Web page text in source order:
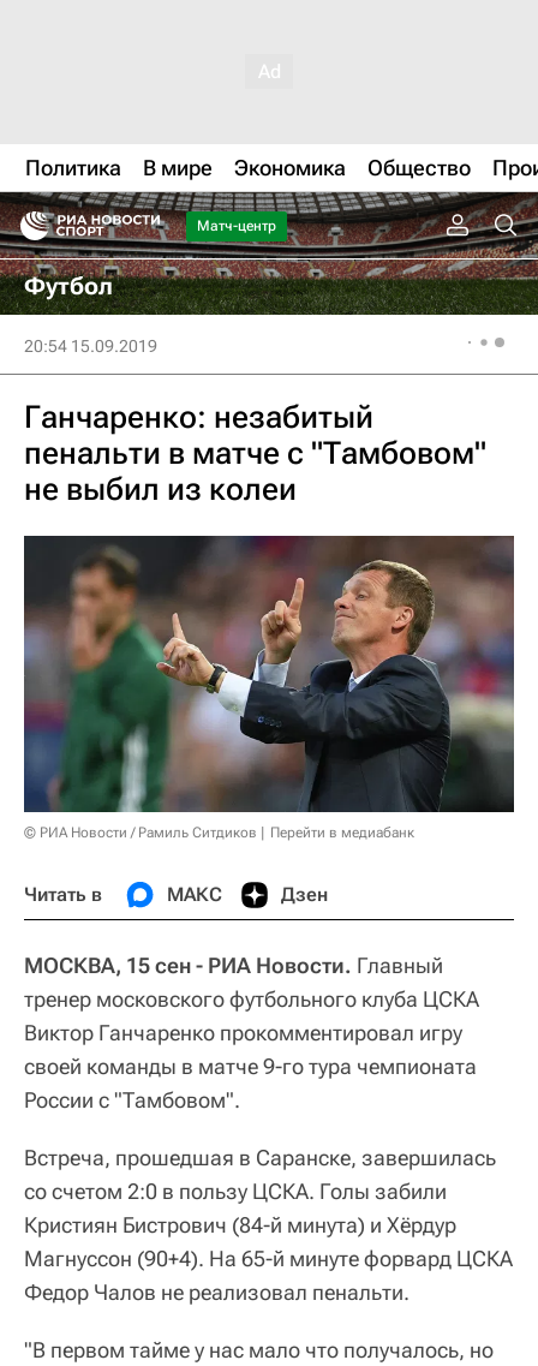
Политика В мире Экономика Общество
Матч-центр
Футбол
20:54 15.09.2019
Ганчаренко: незабитый
пенальти в матче с "Тамбовом"
не выбил из колеи
© РИА Новости / Рамиль Ситдиков Перейти в медиабанк
Читать в МАКС Дзен
МОСКВА, 15 сен - РИА Новости. Главный
тренер московского футбольного клуба ЦСКА
Виктор Ганчаренко прокомментировал игру
своей команды в матче 9-го тура чемпионата
России с "Тамбовом".
Встреча, прошедшая в Саранске, завершилась
со счетом 2:0 в пользу ЦСКА. Голы забили
Кристиян Бистрович (84-й минута) и Хёрдур
Магнуссон (90+4). На 65-й минуте форвард ЦСКА
Федор Чалов не реализовал пенальти.
"В первом тайме у нас мало что получалось, но